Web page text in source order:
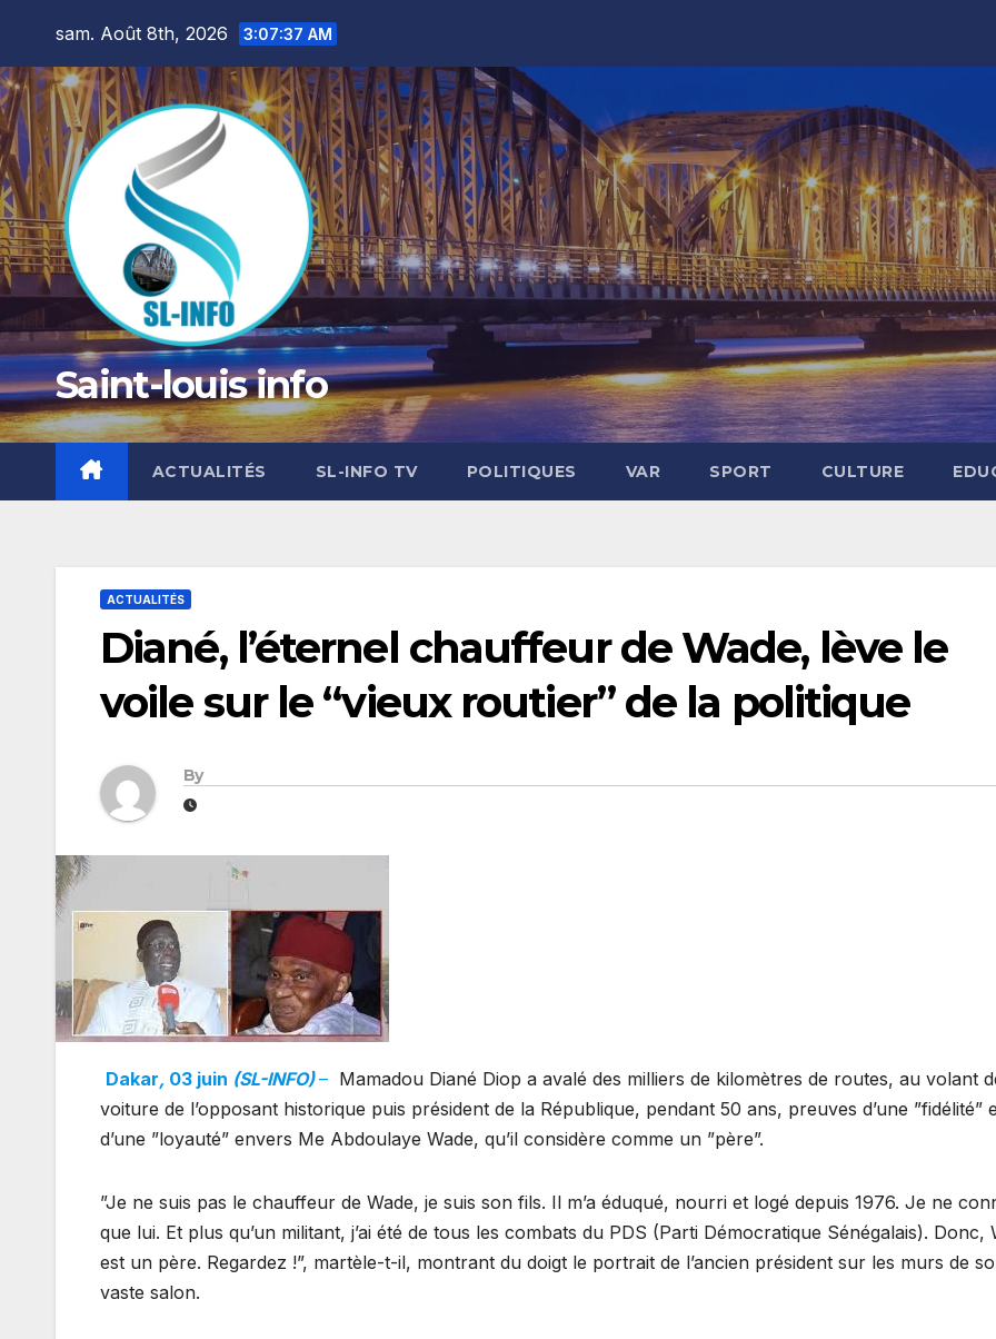
content
sam. Août 8th, 2026 3:07:38 AM
Saint-louis info
ACTUALITÉS SL-INFO TV POLITIQUES VAR SPORT CULTURE
ACTUALITÉS
Diané, l’éternel chauffeur de Wade, lève le
voile sur le “vieux routier” de la politique
By
Dakar, 03 juin (SL-INFO)– Mamadou Diané Diop a avalé des milliers de kilomètres de routes, au volant
voiture de l’opposant historique puis président de la République, pendant 50 ans, preuves d’une ”fidélité”
d’une ”loyauté” envers Me Abdoulaye Wade, qu’il considère comme un ”père”.
”Je ne suis pas le chauffeur de Wade, je suis son fils. Il m’a éduqué, nourri et logé depuis 1976. Je ne
que lui. Et plus qu’un militant, j’ai été de tous les combats du PDS (Parti Démocratique Sénégalais). Donc,
est un père. Regardez !”, martèle-t-il, montrant du doigt le portrait de l’ancien président sur les murs de
vaste salon.